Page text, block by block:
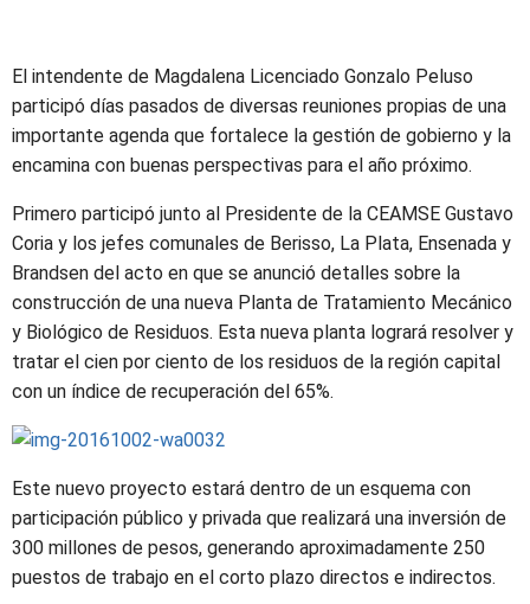
El intendente de Magdalena Licenciado Gonzalo Peluso
participó días pasados de diversas reuniones propias de una
importante agenda que fortalece la gestión de gobierno y la
encamina con buenas perspectivas para el año próximo.
Primero participó junto al Presidente de la CEAMSE Gustavo
Coria y los jefes comunales de Berisso, La Plata, Ensenada y
Brandsen del acto en que se anunció detalles sobre la
construcción de una nueva Planta de Tratamiento Mecánico
y Biológico de Residuos. Esta nueva planta logrará resolver y
tratar el cien por ciento de los residuos de la región capital
con un índice de recuperación del 65%.
Este nuevo proyecto estará dentro de un esquema con
participación público y privada que realizará una inversión de
300 millones de pesos, generando aproximadamente 250
puestos de trabajo en el corto plazo directos e indirectos.